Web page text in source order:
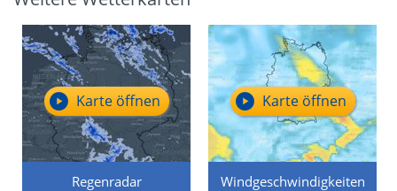
Regenradar
Karte öffnen
Windgeschwindigkeiten
Karte öffnen